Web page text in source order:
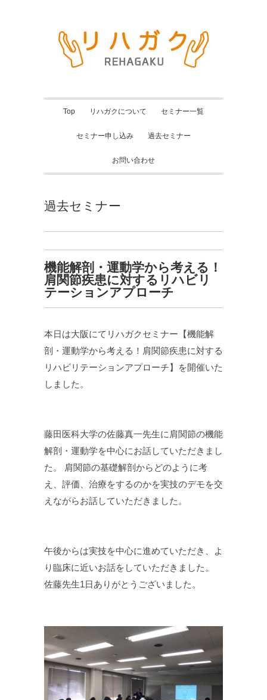
Top リハガクについて セミナー一覧
セミナー申し込み 過去セミナー
お問い合わせ
過去セミナー
機能解剖・運動学から考える！
肩関節疾患に対するリハビリ
テーションアプローチ
本日は大阪にてリハガクセミナー【機能解
剖・運動学から考える！肩関節疾患に対する
リハビリテーションアプローチ】を開催いた
しました。
藤田医科大学の佐藤真一先生に肩関節の機能
解剖・運動学を中心にお話していただきまし
た。 肩関節の基礎解剖からどのように考
え、評価、治療をするのかを実技のデモを交
えながらお話していただきました。
午後からは実技を中心に進めていただき、よ
り臨床に近いお話をしていただきました。
佐藤先生1日ありがとうございました。